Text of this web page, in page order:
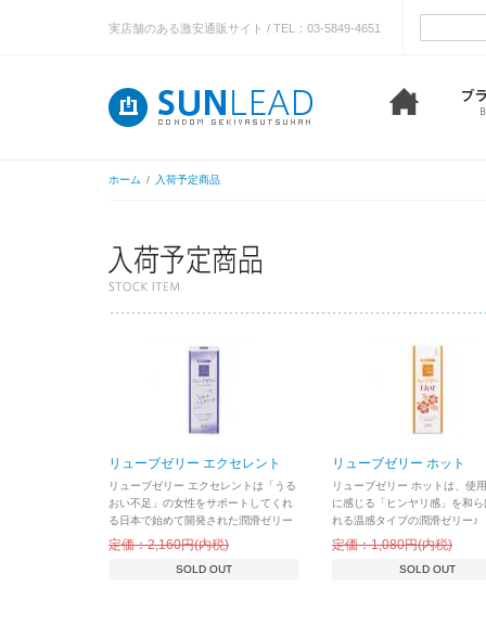
実店舗のある激安通販サイト / TEL：03-5849-4651
ホーム / 入荷予定商品
リューブゼリー エクセレント
リューブゼリー エクセレントは「うる
おい不足」の女性をサポートしてくれ
る日本で始めて開発された潤滑ゼリー
定価：2,160円(内税)
SOLD OUT
リューブゼリー ホット
リューブゼリー ホットは、使
に感じる「ヒンヤリ感」を和
れる温感タイプの潤滑ゼリー♪
定価：1,080円(内税)
SOLD OUT